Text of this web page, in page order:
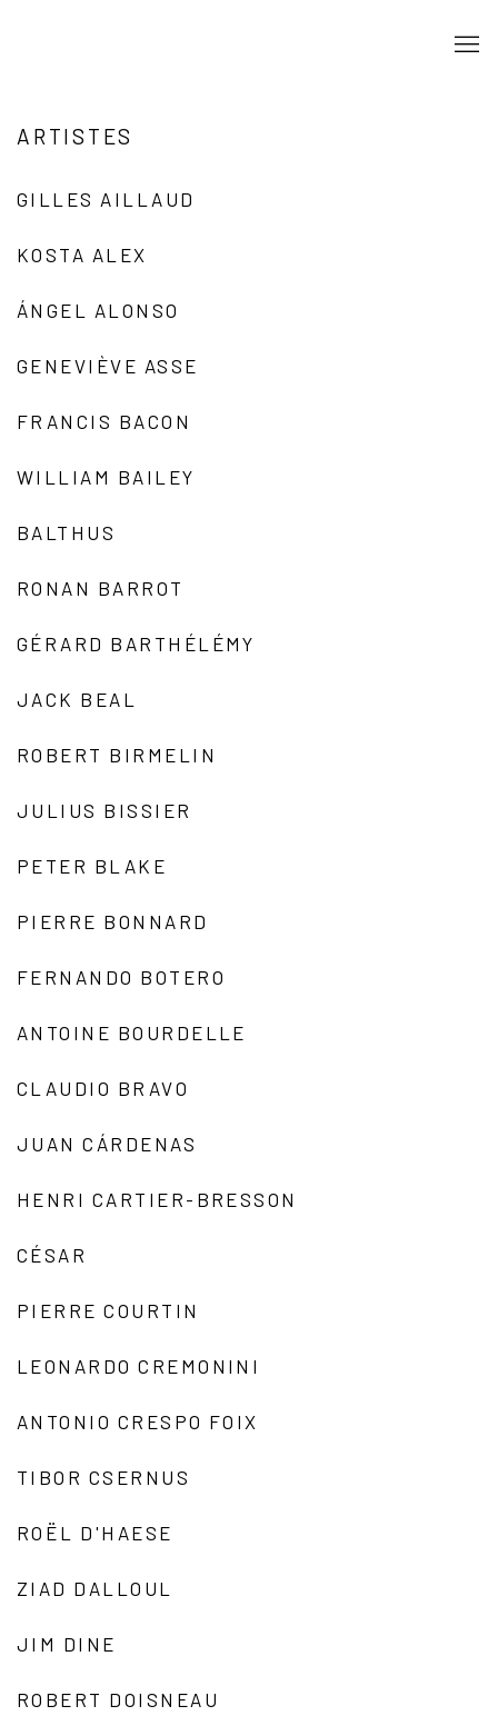
ARTISTES
GILLES AILLAUD
KOSTA ALEX
ÁNGEL ALONSO
GENEVIÈVE ASSE
FRANCIS BACON
WILLIAM BAILEY
BALTHUS
RONAN BARROT
GÉRARD BARTHÉLÉMY
JACK BEAL
ROBERT BIRMELIN
JULIUS BISSIER
PETER BLAKE
PIERRE BONNARD
FERNANDO BOTERO
ANTOINE BOURDELLE
CLAUDIO BRAVO
JUAN CÁRDENAS
HENRI CARTIER-BRESSON
CÉSAR
PIERRE COURTIN
LEONARDO CREMONINI
ANTONIO CRESPO FOIX
TIBOR CSERNUS
ROËL D'HAESE
ZIAD DALLOUL
JIM DINE
ROBERT DOISNEAU